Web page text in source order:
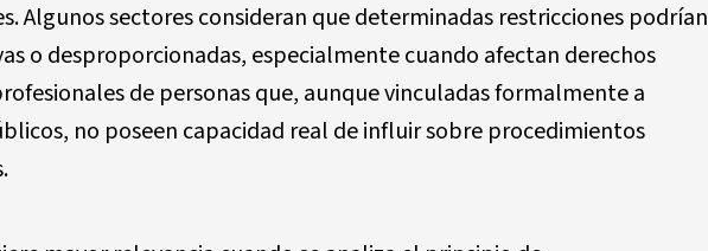
Algunos sectores consideran que determinadas restricciones podrían
o desproporcionadas, especialmente cuando afectan derechos
de personas que, aunque vinculadas formalmente a
no poseen capacidad real de influir sobre procedimientos